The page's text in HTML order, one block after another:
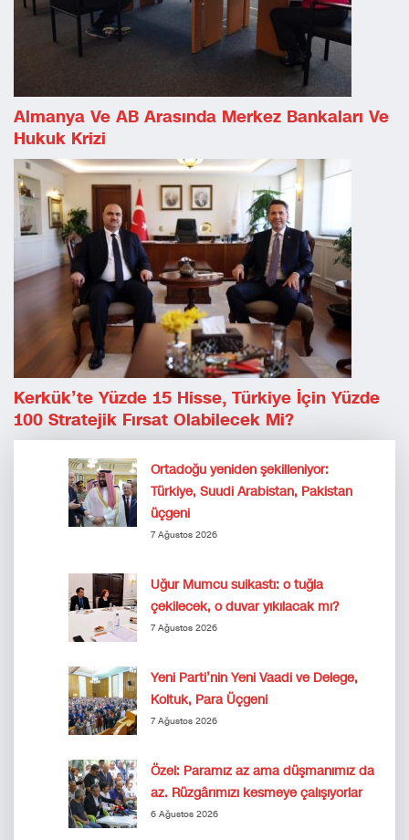
Almanya Ve AB Arasında Merkez Bankaları Ve
Hukuk Krizi
Kerkük’te Yüzde 15 Hisse, Türkiye İçin Yüzde
100 Stratejik Fırsat Olabilecek Mi?
Ortadoğu yeniden şekilleniyor:
Türkiye, Suudi Arabistan, Pakistan
üçgeni
7 Ağustos 2026
Uğur Mumcu suikastı: o tuğla
çekilecek, o duvar yıkılacak mı?
7 Ağustos 2026
Yeni Parti’nin Yeni Vaadi ve Delege,
Koltuk, Para Üçgeni
7 Ağustos 2026
Özel: Paramız az ama düşmanımız da
az. Rüzgârımızı kesmeye çalışıyorlar
6 Ağustos 2026